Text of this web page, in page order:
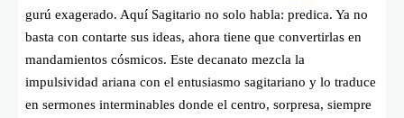
gurú exagerado. Aquí Sagitario no solo habla: predica. Ya no
basta con contarte sus ideas, ahora tiene que convertirlas en
mandamientos cósmicos. Este decanato mezcla la
impulsividad ariana con el entusiasmo sagitariano y lo traduce
en sermones interminables donde el centro, sorpresa, siempre